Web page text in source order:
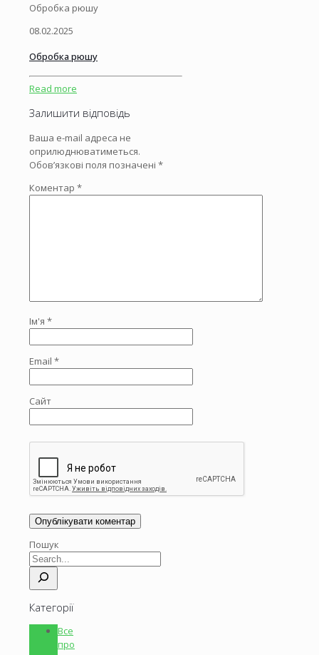
Обробка рюшу
08.02.2025
Обробка рюшу
Read more
Залишити відповідь
Ваша e-mail адреса не
оприлюднюватиметься.
Обов’язкові поля позначені *
Коментар *
Ім'я *
Email *
Сайт
Пошук
Категорії
Все
про